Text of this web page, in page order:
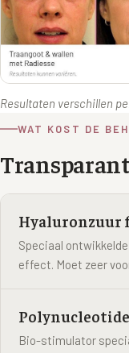
Resultaten verschillen
WAT KOST DE
Hyaluronzuur
Speciaal
effect. Moet zeer
Bio-stimulator